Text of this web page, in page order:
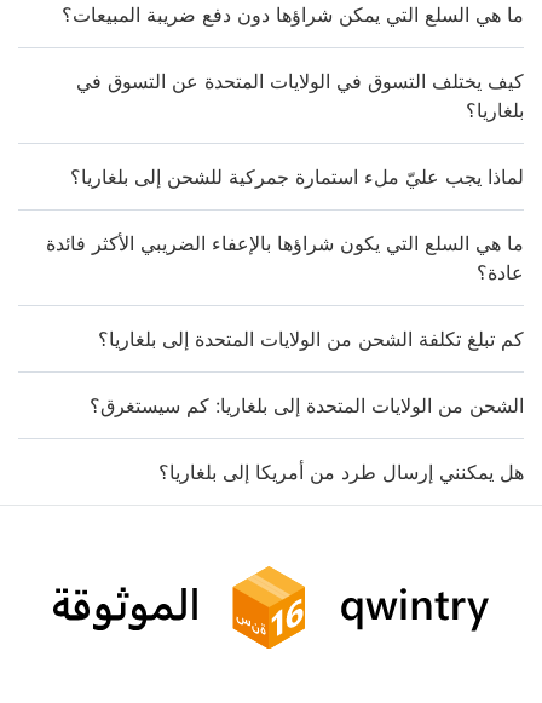
ما هي السلع التي يمكن شراؤها دون دفع ضريبة المبيعات؟
كيف يختلف التسوق في الولايات المتحدة عن التسوق في
بلغاريا؟
لماذا يجب عليّ ملء استمارة جمركية للشحن إلى بلغاريا؟
ما هي السلع التي يكون شراؤها بالإعفاء الضريبي الأكثر فائدة
عادة؟
كم تبلغ تكلفة الشحن من الولايات المتحدة إلى بلغاريا؟
الشحن من الولايات المتحدة إلى بلغاريا: كم سيستغرق؟
هل يمكنني إرسال طرد من أمريكا إلى بلغاريا؟